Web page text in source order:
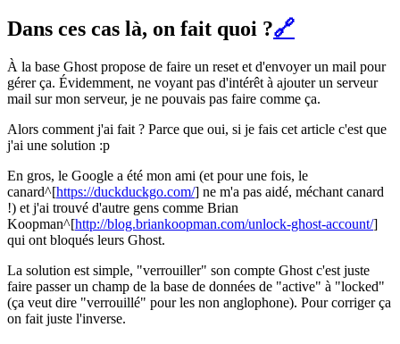
Dans ces cas là, on fait quoi ?🔗
À la base Ghost propose de faire un reset et d'envoyer un mail pour
gérer ça. Évidemment, ne voyant pas d'intérêt à ajouter un serveur
mail sur mon serveur, je ne pouvais pas faire comme ça.
Alors comment j'ai fait ? Parce que oui, si je fais cet article c'est que
j'ai une solution :p
En gros, le Google a été mon ami (et pour une fois, le
canard^[https://duckduckgo.com/] ne m'a pas aidé, méchant canard
!) et j'ai trouvé d'autre gens comme Brian
Koopman^[http://blog.briankoopman.com/unlock-ghost-account/]
qui ont bloqués leurs Ghost.
La solution est simple, "verrouiller" son compte Ghost c'est juste
faire passer un champ de la base de données de "active" à "locked"
(ça veut dire "verrouillé" pour les non anglophone). Pour corriger ça
on fait juste l'inverse.